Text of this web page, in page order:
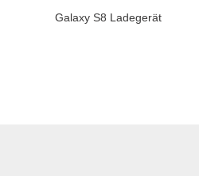
Galaxy S8 Ladegerät